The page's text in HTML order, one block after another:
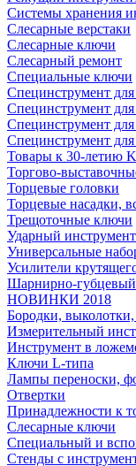
Системы хранения
Слесарные верстаки
Слесарные ключи
Слесарный ремонт
Специальные ключи
Специнструмент для
Специнструмент
Специнструмент
Специнструмент для
Товары к 30-летию
Торгово-
Торцевые головки
Торцевые насадки,
Трещоточные ключи
Ударный инструмент
Универсальные
Усилители
Шарнирно-
НОВИНКИ 2018
Бородки,
Измерительный
Инструмент в
Ключи L-типа
Лампы переноски,
Отвертки
Принадлежности к
Слесарные ключи
Специальный и
Стенды с